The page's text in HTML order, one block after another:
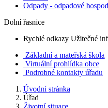
Odpady - odpadové
Dolní řasnice
Rychlé odkazy Užitečné
Základní a mateřská škola
Virtuální prohlídka obce
Podrobné kontakty úřadu
Úvodní stránka
Úřad
Životní situace